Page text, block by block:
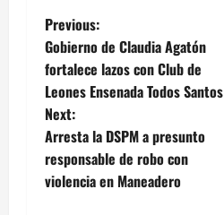
P
o
s
t
n
Previous:
Gobierno de Claudia Agatón
fortalece lazos con Club de
Leones Ensenada Todos Santos
Next:
Arresta la DSPM a presunto
responsable de robo con
violencia en Maneadero